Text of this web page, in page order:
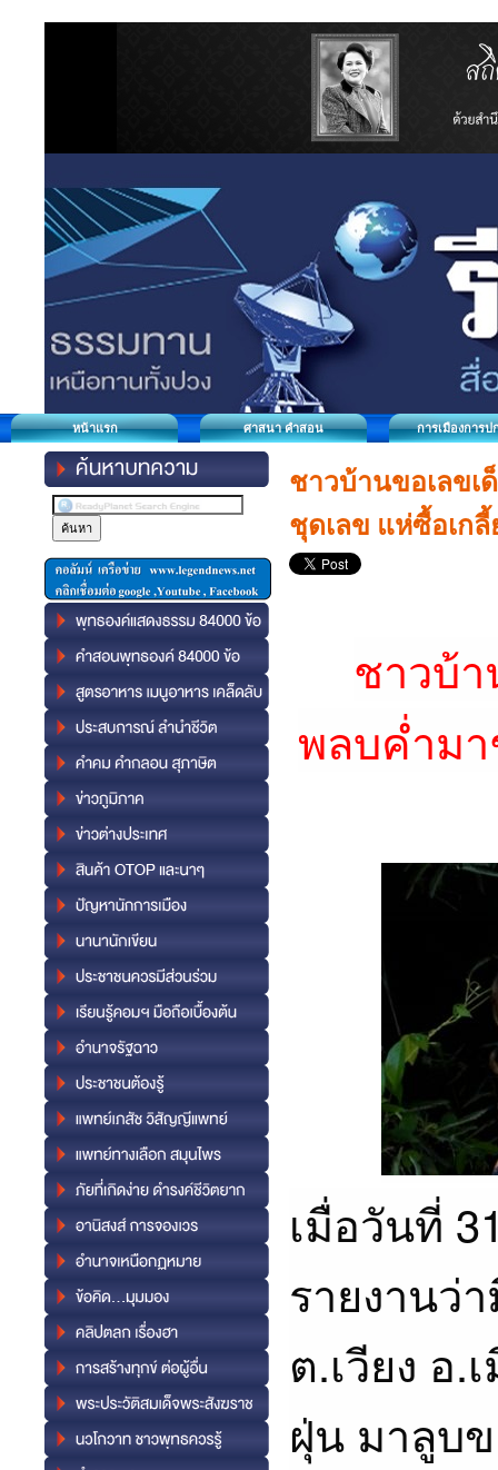
หน้าแรก ศาสนา คำสอน การเมืองการป
ชาวบ้านขอเลขเ
ชุดเลข แห่ซื้อเกลี้
ชาวบ้า
พลบค่ำม
เมื่อวันที่
รายงานว่
ต.เวียง อ.
ฝุ่น มาลูบ